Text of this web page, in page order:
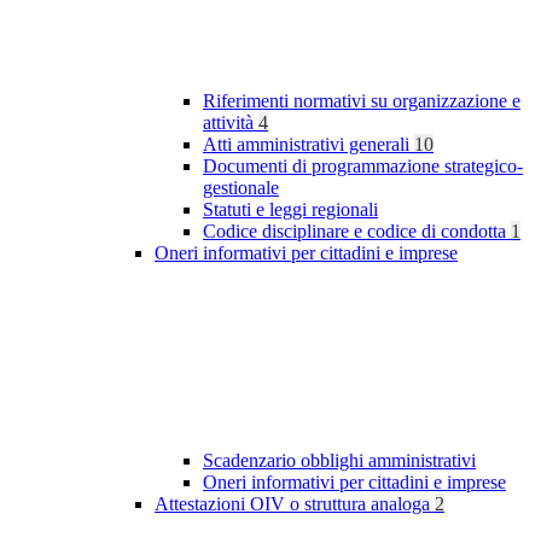
Riferimenti normativi su organizzazione e
attività 4
Atti amministrativi generali 10
Documenti di programmazione strategico-
gestionale
Statuti e leggi regionali
Codice disciplinare e codice di condotta 1
Oneri informativi per cittadini e imprese
Scadenzario obblighi amministrativi
Oneri informativi per cittadini e imprese
Attestazioni OIV o struttura analoga 2